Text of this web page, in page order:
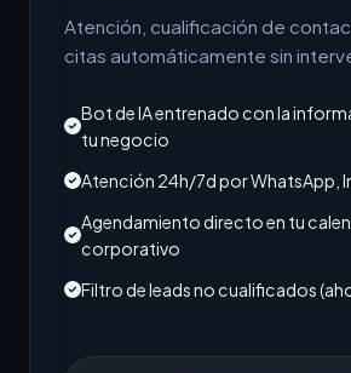
Atención, cualificación de
citas automáticamente sin
Bot de IA entrenado con la
tu negocio
Atención 24h/7d por WhatsApp,
Agendamiento directo en tu
corporativo
Filtro de leads no cualificados